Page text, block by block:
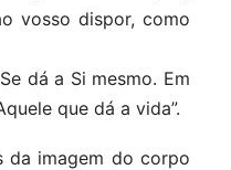
vosso dispor, como
dá a Si mesmo. Em
que dá a vida”.
da imagem do corpo